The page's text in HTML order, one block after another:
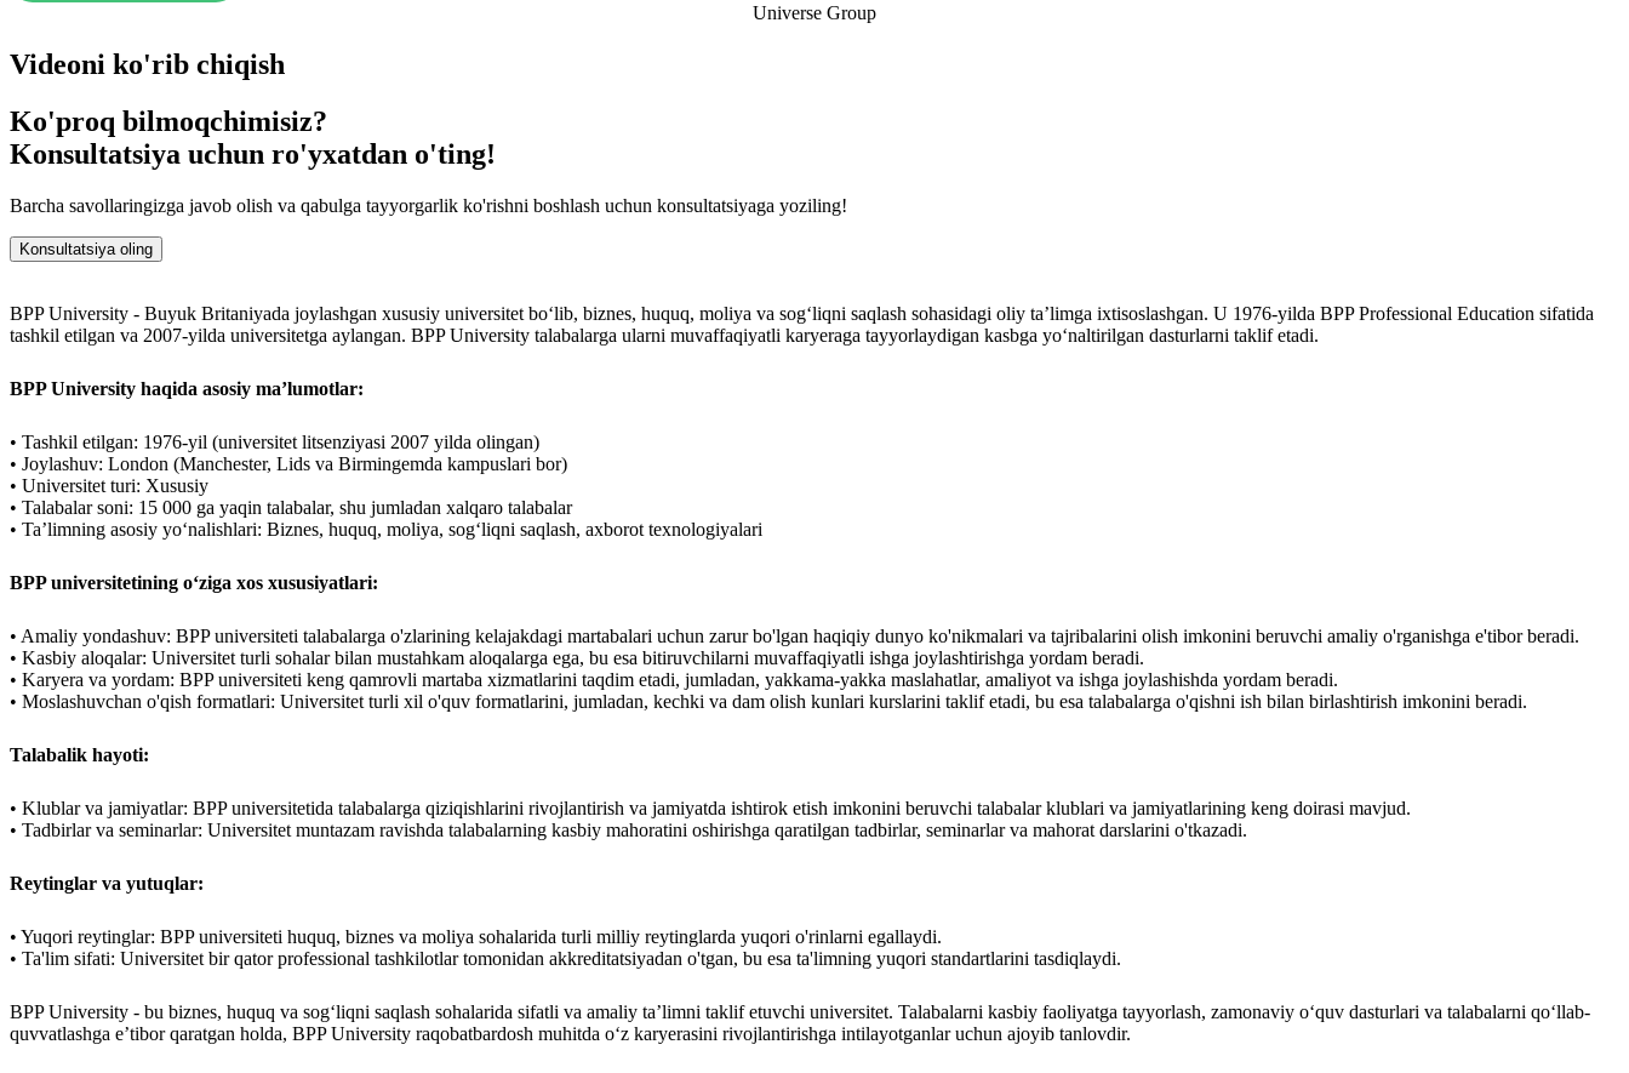
Biznes va huquq sohasida yuqori ball.
Universe Group
Videoni ko'rib chiqish
Ko'proq bilmoqchimisiz?
Konsultatsiya uchun ro'yxatdan o'ting!
Barcha savollaringizga javob olish va qabulga tayyorgarlik ko'rishni boshlash uchun konsultatsiyaga yoziling!
Konsultatsiya oling
BPP University - Buyuk Britaniyada joylashgan xususiy universitet bo‘lib, biznes, huquq, moliya va sog‘liqni saqlash sohasidagi oliy ta’limga ixtisoslashgan. U 1976-yilda BPP Professional Education sifatida
tashkil etilgan va 2007-yilda universitetga aylangan. BPP University talabalarga ularni muvaffaqiyatli karyeraga tayyorlaydigan kasbga yo‘naltirilgan dasturlarni taklif etadi.
BPP University haqida asosiy ma’lumotlar:
• Tashkil etilgan: 1976-yil (universitet litsenziyasi 2007 yilda olingan)
• Joylashuv: London (Manchester, Lids va Birmingemda kampuslari bor)
• Universitet turi: Xususiy
• Talabalar soni: 15 000 ga yaqin talabalar, shu jumladan xalqaro talabalar
• Taʼlimning asosiy yoʻnalishlari: Biznes, huquq, moliya, sogʻliqni saqlash, axborot texnologiyalari
BPP universitetining o‘ziga xos xususiyatlari:
• Amaliy yondashuv: BPP universiteti talabalarga o'zlarining kelajakdagi martabalari uchun zarur bo'lgan haqiqiy dunyo ko'nikmalari va tajribalarini olish imkonini beruvchi amaliy o'rganishga e'tibor beradi.
• Kasbiy aloqalar: Universitet turli sohalar bilan mustahkam aloqalarga ega, bu esa bitiruvchilarni muvaffaqiyatli ishga joylashtirishga yordam beradi.
• Karyera va yordam: BPP universiteti keng qamrovli martaba xizmatlarini taqdim etadi, jumladan, yakkama-yakka maslahatlar, amaliyot va ishga joylashishda yordam beradi.
• Moslashuvchan o'qish formatlari: Universitet turli xil o'quv formatlarini, jumladan, kechki va dam olish kunlari kurslarini taklif etadi, bu esa talabalarga o'qishni ish bilan birlashtirish imkonini beradi.
Talabalik hayoti:
• Klublar va jamiyatlar: BPP universitetida talabalarga qiziqishlarini rivojlantirish va jamiyatda ishtirok etish imkonini beruvchi talabalar klublari va jamiyatlarining keng doirasi mavjud.
• Tadbirlar va seminarlar: Universitet muntazam ravishda talabalarning kasbiy mahoratini oshirishga qaratilgan tadbirlar, seminarlar va mahorat darslarini o'tkazadi.
Reytinglar va yutuqlar:
• Yuqori reytinglar: BPP universiteti huquq, biznes va moliya sohalarida turli milliy reytinglarda yuqori o'rinlarni egallaydi.
• Ta'lim sifati: Universitet bir qator professional tashkilotlar tomonidan akkreditatsiyadan o'tgan, bu esa ta'limning yuqori standartlarini tasdiqlaydi.
BPP University - bu biznes, huquq va sog‘liqni saqlash sohalarida sifatli va amaliy ta’limni taklif etuvchi universitet. Talabalarni kasbiy faoliyatga tayyorlash, zamonaviy o‘quv dasturlari va talabalarni qo‘llab-
quvvatlashga e’tibor qaratgan holda, BPP University raqobatbardosh muhitda o‘z karyerasini rivojlantirishga intilayotganlar uchun ajoyib tanlovdir.